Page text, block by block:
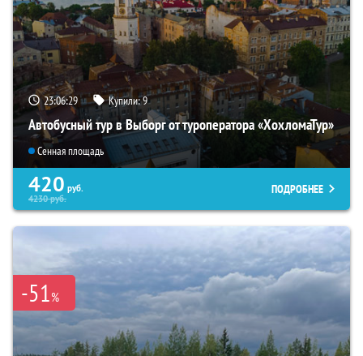
23:06:27 Купили:9
Автобусный тур в Выборг от туроператора «ХохломаТур»
Сенная площадь
420 руб.
4230руб.
ПОДРОБНЕЕ
-51%